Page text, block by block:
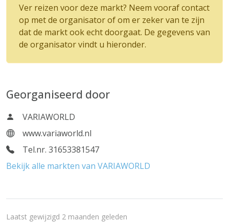
Ver reizen voor deze markt? Neem vooraf contact
op met de organisator of om er zeker van te zijn
dat de markt ook echt doorgaat. De gegevens van
de organisator vindt u hieronder.
Georganiseerd door
VARIAWORLD
www.variaworld.nl
Tel.nr. 31653381547
Bekijk alle markten van VARIAWORLD
Laatst gewijzigd 2 maanden geleden